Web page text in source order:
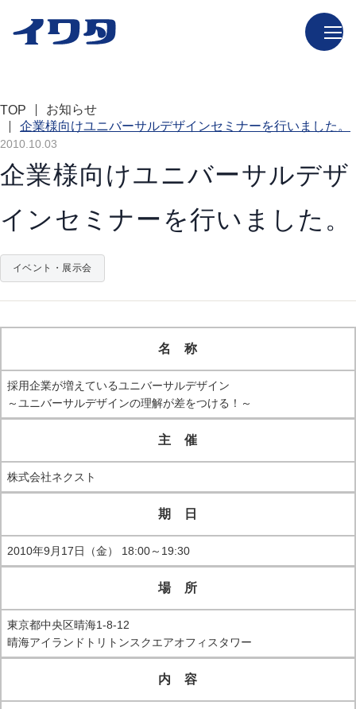
TOP
お知らせ
企業様向けユニバーサルデザインセミナーを行いました。
2010.10.03
企業様向けユニバーサルデザ
インセミナーを行いました。
イベント・展示会
名 称
採用企業が増えているユニバーサルデザイン
～ユニバーサルデザインの理解が差をつける！～
主 催
株式会社ネクスト
期 日
2010年9月17日（金） 18:00～19:30
場 所
東京都中央区晴海1-8-12
晴海アイランドトリトンスクエアオフィスタワー
内 容